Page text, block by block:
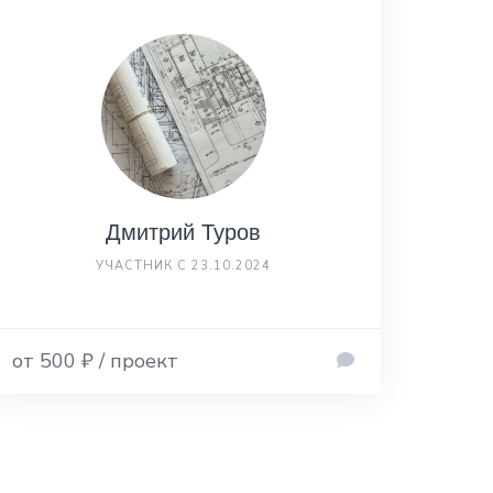
Дмитрий Туров
УЧАСТНИК С 23.10.2024
от 500 ₽ / проект